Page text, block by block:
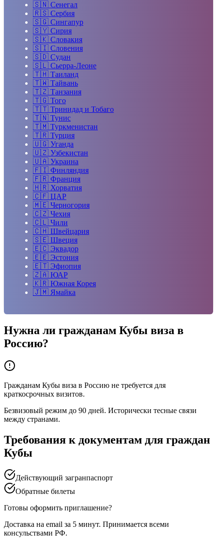
🇸🇳 Сенегал
🇷🇸 Сербия
🇸🇬 Сингапур
🇸🇾 Сирия
🇸🇰 Словакия
🇸🇮 Словения
🇸🇩 Судан
🇸🇱 Сьерра-Леоне
🇹🇭 Таиланд
🇹🇼 Тайвань
🇹🇿 Танзания
🇹🇬 Того
🇹🇹 Тринидад и Тобаго
🇹🇳 Тунис
🇹🇲 Туркменистан
🇹🇷 Турция
🇺🇬 Уганда
🇺🇿 Узбекистан
🇺🇦 Украина
🇫🇮 Финляндия
🇫🇷 Франция
🇭🇷 Хорватия
🇨🇫 ЦАР
🇲🇪 Черногория
🇨🇿 Чехия
🇨🇱 Чили
🇨🇭 Швейцария
🇸🇪 Швеция
🇪🇨 Эквадор
🇪🇪 Эстония
🇪🇹 Эфиопия
🇿🇦 ЮАР
🇰🇷 Южная Корея
🇯🇲 Ямайка
Нужна ли гражданам Кубы виза в
Россию?
Гражданам Кубы виза в Россию не требуется для
краткосрочных визитов.
Безвизовый режим до 90 дней. Исторически тесные связи
между странами.
Требования к документам для граждан
Кубы
Действующий загранпаспорт
Обратные билеты
Готовы оформить приглашение?
Доставка на email за 5 минут. Принимается всеми
консульствами РФ.